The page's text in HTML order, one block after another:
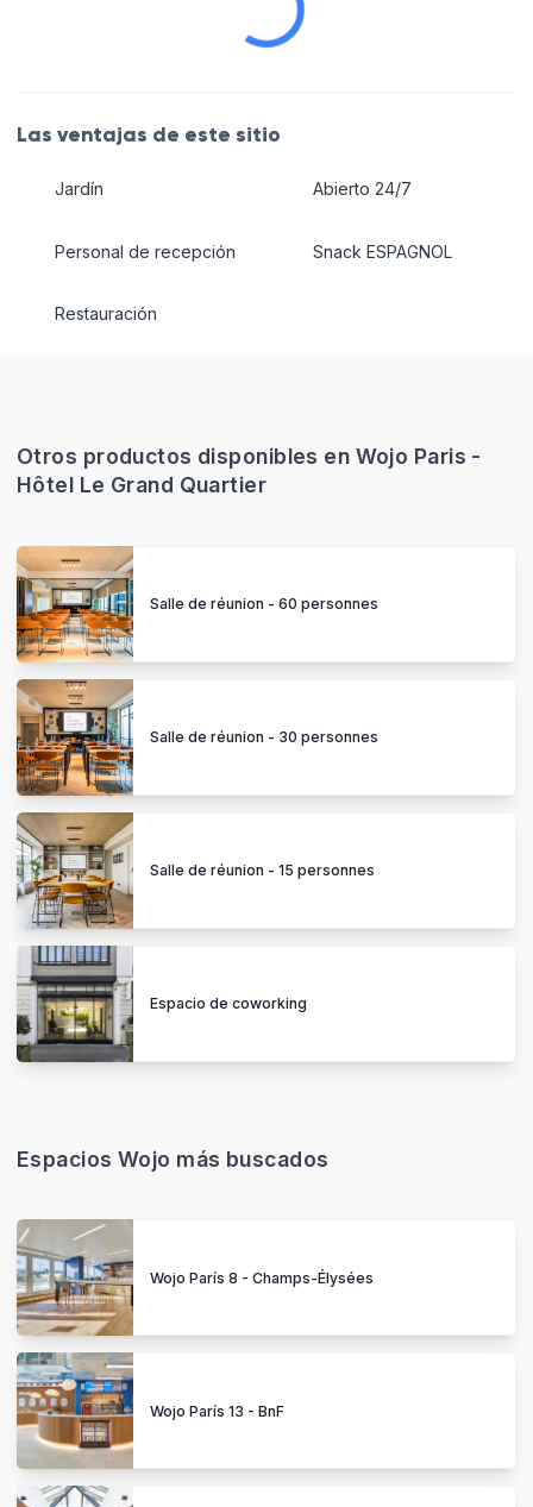
Las ventajas de este sitio
Jardín
Personal de recepción
Restauración
Abierto 24/7
Snack ESPAGNOL
Otros productos disponibles en Wojo Paris -
Hôtel Le Grand Quartier
Salle de réunion - 60 personnes
Salle de réunion - 30 personnes
Salle de réunion - 15 personnes
Espacio de coworking
Espacios Wojo más buscados
Wojo París 8 - Champs-Élysées
Wojo París 13 - BnF